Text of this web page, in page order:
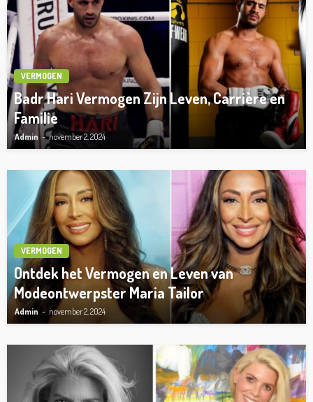
VERMOGEN
Badr Hari Vermogen Zijn Leven, Carrière en
Familie
Admin november 2, 2024
VERMOGEN
Ontdek het Vermogen en Leven van
Modeontwerpster Maria Tailor
Admin november 2, 2024